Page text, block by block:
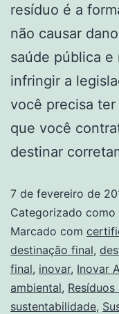
resíduo é a
não causar
saúde pública e
infringir a
você precisa
que você
destinar
7 de fevereiro de
Categorizado como
Marcado com
destinação final,
final, inovar, Inovar
ambiental,
sustentabilidade,